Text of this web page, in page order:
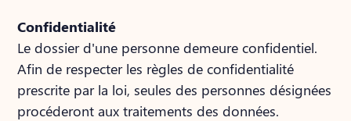
Confidentialité
Le dossier d'une personne demeure confidentiel.
Afin de respecter les règles de confidentialité
prescrite par la loi, seules des personnes désignées
procéderont aux traitements des données.